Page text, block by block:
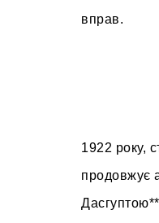
вправ.
1922 року,
продовжує